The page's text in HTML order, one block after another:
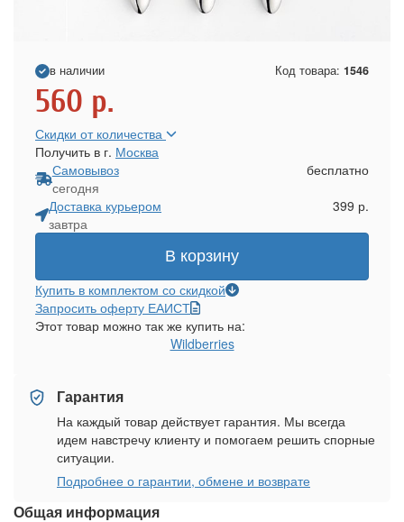
Общая информация
в наличии Код товара: 1546
560 р.
Скидки от количества
Получить в г. Москва
Самовывоз
сегодня
бесплатно
Доставка курьером
завтра
399 р.
В корзину
Купить в комплектом со скидкой
Запросить оферту ЕАИСТ
Этот товар можно так же купить на:
Wildberries
Гарантия
На каждый товар действует гарантия. Мы всегда
идем навстречу клиенту и помогаем решить спорные
ситуации.
Подробнее о гарантии, обмене и возврате